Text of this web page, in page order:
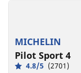
MICHELIN
Pilot Sport 4
4.8/5 (2701)